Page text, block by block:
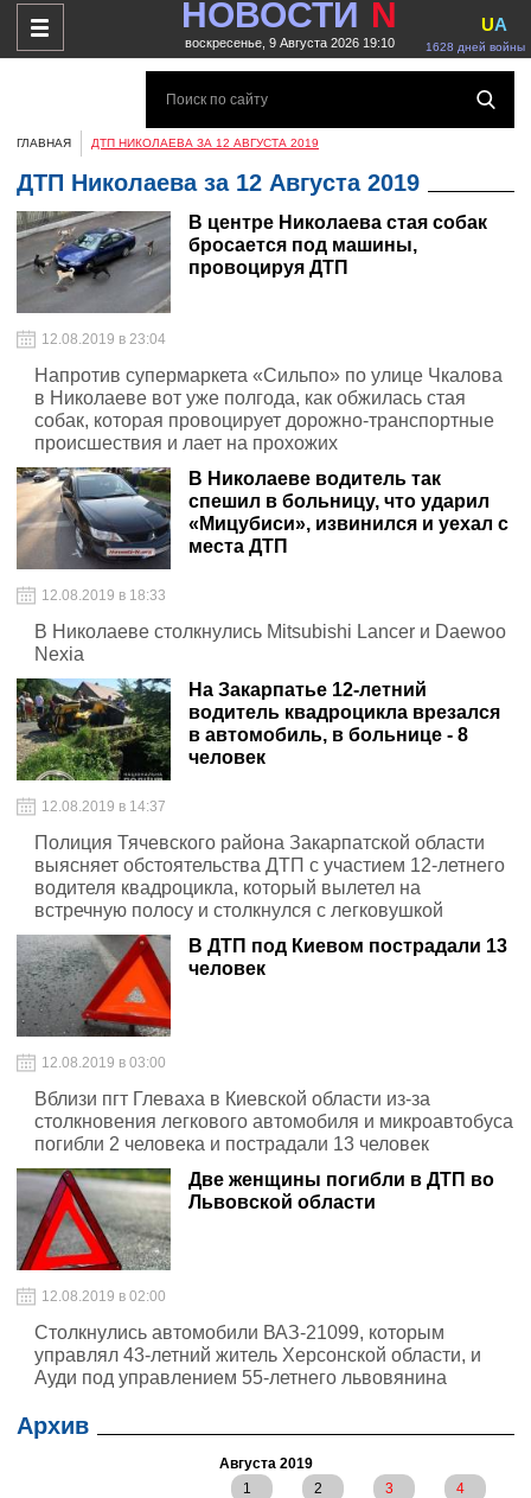
НОВОСТИ N
воскресенье, 9 Августа 2026 19:10 1628 дней войны
UA
ГЛАВНАЯ ДТП НИКОЛАЕВА ЗА 12 АВГУСТА 2019
ДТП Николаева за 12 Августа 2019
В центре Николаева стая собак
бросается под машины,
провоцируя ДТП
12.08.2019 в 23:04
Напротив супермаркета «Сильпо» по улице Чкалова
в Николаеве вот уже полгода, как обжилась стая
собак, которая провоцирует дорожно-транспортные
происшествия и лает на прохожих
В Николаеве водитель так
спешил в больницу, что ударил
«Мицубиси», извинился и уехал с
места ДТП
12.08.2019 в 18:33
В Николаеве столкнулись Mitsubishi Lancer и Daewoo
Nexia
На Закарпатье 12-летний
водитель квадроцикла врезался
в автомобиль, в больнице - 8
человек
12.08.2019 в 14:37
Полиция Тячевского района Закарпатской области
выясняет обстоятельства ДТП с участием 12-летнего
водителя квадроцикла, который вылетел на
встречную полосу и столкнулся с легковушкой
В ДТП под Киевом пострадали 13
человек
12.08.2019 в 03:00
Вблизи пгт Глеваха в Киевской области из-за
столкновения легкового автомобиля и микроавтобуса
погибли 2 человека и пострадали 13 человек
Две женщины погибли в ДТП во
Львовской области
12.08.2019 в 02:00
Столкнулись автомобили ВАЗ-21099, которым
управлял 43-летний житель Херсонской области, и
Ауди под управлением 55-летнего львовянина
Архив
Августа 2019
1
2 3
4